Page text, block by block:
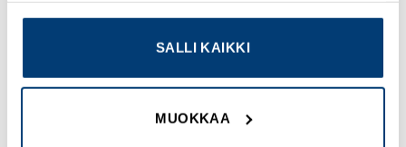
SALLI KAIKKI
MUOKKAA
Add to